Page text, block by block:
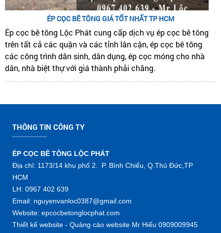
ÉP CỌC BÊ TÔNG GIÁ TỐT NHẤT TP HCM
Ép cọc bê tông Lộc Phát cung cấp dịch vụ ép cọc bê tông
trên tất cả các quận và các tỉnh lân cận, ép cọc bê tông
các công trình dân sinh, dân dụng, ép cọc móng cho nhà
dân, nhà biệt thự với giá thành phải chăng.
THÔNG TIN CÔNG TY
ÉP CỌC BÊ TÔNG LỘC PHÁT
Địa chỉ: 1173/14 khu phố 2. P. Bình Chiểu, Q.Thủ Đức,TP
HCM
LH: 0967 402 639
Email: nguyenvanloc0387@gmail.com
Website: epcocbetonglocphat.com
Thiết kế website - Quảng cáo website Mr Hiếu 0909009945